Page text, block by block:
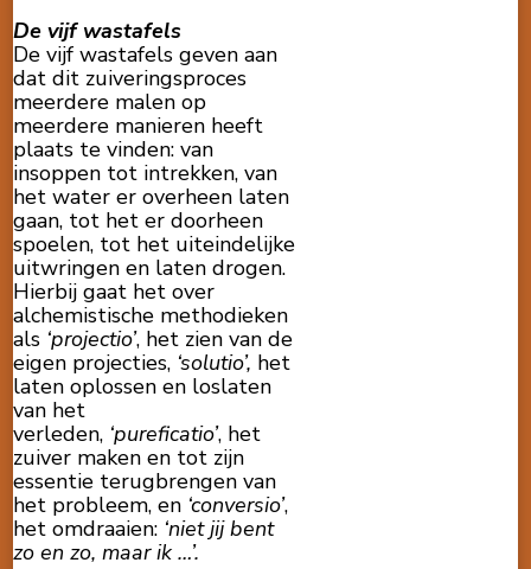
De vijf wastafels
De vijf wastafels geven aan
dat dit zuiveringsproces
meerdere malen op
meerdere manieren heeft
plaats te vinden: van
insoppen tot intrekken, van
het water er overheen laten
gaan, tot het er doorheen
spoelen, tot het uiteindelijke
uitwringen en laten drogen.
Hierbij gaat het over
alchemistische methodieken
als ‘projectio’, het zien van de
eigen projecties, ‘solutio’, het
laten oplossen en loslaten
van het
verleden, ‘pureficatio’, het
zuiver maken en tot zijn
essentie terugbrengen van
het probleem, en ‘conversio’,
het omdraaien: ‘niet jij bent
zo en zo, maar ik …’.